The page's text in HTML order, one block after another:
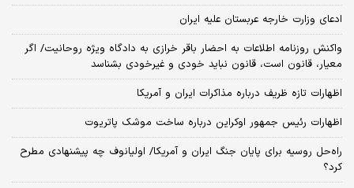
ادعای وزارت خارجه عربستان علیه ایران
واکنش روزنامه اطلاعات به احضار باقر خرازی به دادگاه ویژه روحانیت/ اگر
معیار، قانون است، قانون نباید خودی و غیرخودی بشناسد
اظهارات تازه ظریف درباره مذاکرات ایران و آمریکا
اظهارات رئیس جمهور اوکراین درباره ساخت موشک پاتریوت
راه‌حل روسیه برای پایان جنگ ایران و آمریکا/ اولیانوف چه پیشنهادی مطرح
کرد؟